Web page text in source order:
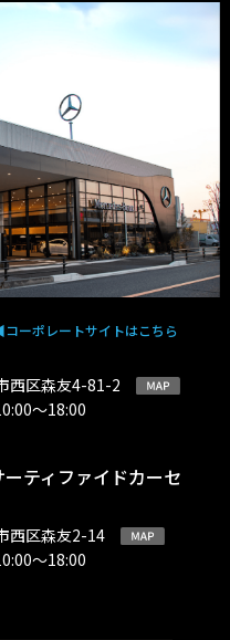
ーポレートサイトはこちら
市西区森友4-81-2
〜18:00
ティファイドカーセ
市西区森友2-14
〜18:00